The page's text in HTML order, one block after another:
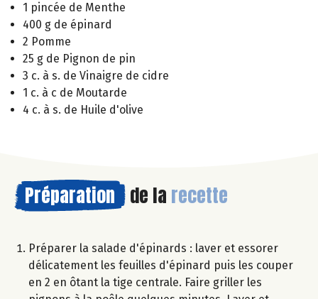
1 pincée de Menthe
400 g de épinard
2 Pomme
25 g de Pignon de pin
3 c. à s. de Vinaigre de cidre
1 c. à c de Moutarde
4 c. à s. de Huile d'olive
Préparation de la recette
Préparer la salade d'épinards : laver et essorer
délicatement les feuilles d'épinard puis les couper
en 2 en ôtant la tige centrale. Faire griller les